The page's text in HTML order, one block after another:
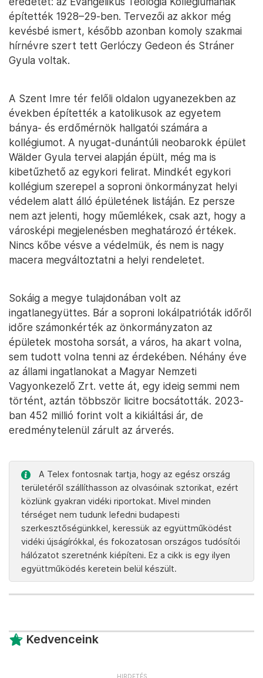
építették 1928–29-ben. Tervezői az akkor még
kevésbé ismert, később azonban komoly szakmai
hírnévre szert tett Gerlóczy Gedeon és Stráner
Gyula voltak.
A Szent Imre tér felőli oldalon ugyanezekben az
években építették a katolikusok az egyetem
bánya- és erdőmérnök hallgatói számára a
kollégiumot. A nyugat-dunántúli neobarokk épület
Wälder Gyula tervei alapján épült, még ma is
kibetűzhető az egykori felirat. Mindkét egykori
kollégium szerepel a soproni önkormányzat helyi
védelem alatt álló épületének listáján. Ez persze
nem azt jelenti, hogy műemlékek, csak azt, hogy a
városképi megjelenésben meghatározó értékek.
Nincs kőbe vésve a védelmük, és nem is nagy
macera megváltoztatni a helyi rendeletet.
Sokáig a megye tulajdonában volt az
ingatlanegyüttes. Bár a soproni lokálpatrióták időről
időre számonkérték az önkormányzaton az
épületek mostoha sorsát, a város, ha akart volna,
sem tudott volna tenni az érdekében. Néhány éve
az állami ingatlanokat a Magyar Nemzeti
Vagyonkezelő Zrt. vette át, egy ideig semmi nem
történt, aztán többször licitre bocsátották. 2023-
ban 452 millió forint volt a kikiáltási ár, de
eredménytelenül zárult az árverés.
A Telex fontosnak tartja, hogy az egész ország
területéről szállíthasson az olvasóinak sztorikat, ezért
közlünk gyakran vidéki riportokat. Mivel minden
térséget nem tudunk lefedni budapesti
szerkesztőségünkkel, keressük az együttműködést
vidéki újságírókkal, és fokozatosan országos tudósítói
hálózatot szeretnénk kiépíteni. Ez a cikk is egy ilyen
együttműködés keretein belül készült.
Kedvenceink